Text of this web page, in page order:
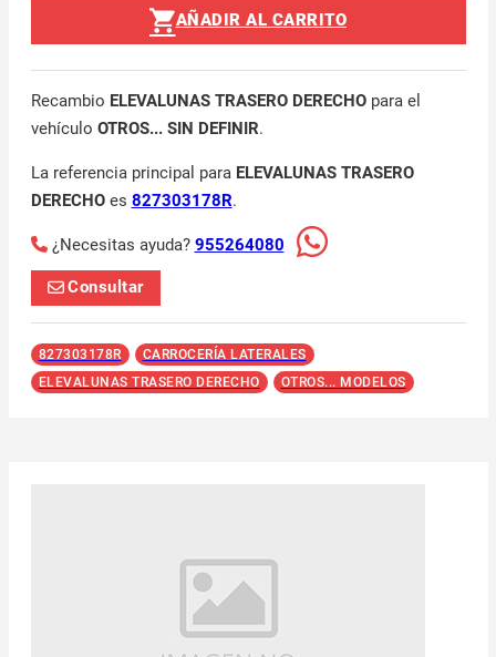
AÑADIR AL CARRITO
Recambio ELEVALUNAS TRASERO DERECHOpara el
vehículo OTROS... SIN DEFINIR.
La referencia principal para ELEVALUNAS TRASERO
DERECHOes 827303178R.
¿Necesitas ayuda? 955264080
Consultar
827303178R
CARROCERÍA LATERALES
ELEVALUNAS TRASERO DERECHO
OTROS... MODELOS